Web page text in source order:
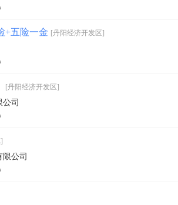
+五险一金 [丹阳经济开发区]
[丹阳经济开发区]
司
公司